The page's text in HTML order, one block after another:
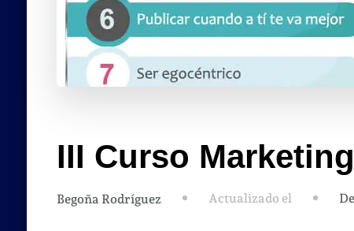
III Curso
Begoña Rodríguez Actualizado el